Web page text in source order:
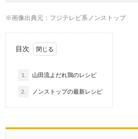
※画像出典元：フジテレビ系ノンストップ
目次
1. 山田流よだれ鶏のレシピ
2. ノンストップの最新レシピ